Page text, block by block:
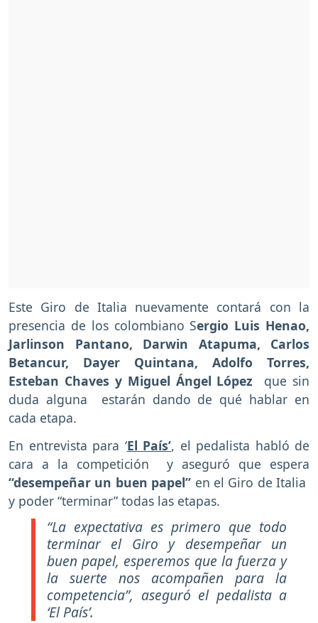
Este Giro de Italia nuevamente contará con la
presencia de los colombiano Sergio Luis Henao,
Jarlinson Pantano, Darwin Atapuma, Carlos
Betancur, Dayer Quintana, Adolfo Torres,
Esteban Chaves y Miguel Ángel López que sin
duda alguna estarán dando de qué hablar en
cada etapa.
En entrevista para ‘El País’, el pedalista habló de
cara a la competición y aseguró que espera
“desempeñar un buen papel” en el Giro de Italia
y poder “terminar” todas las etapas.
“La expectativa es primero que todo
terminar el Giro y desempeñar un
buen papel, esperemos que la fuerza y
la suerte nos acompañen para la
competencia”, aseguró el pedalista a
‘El País’.